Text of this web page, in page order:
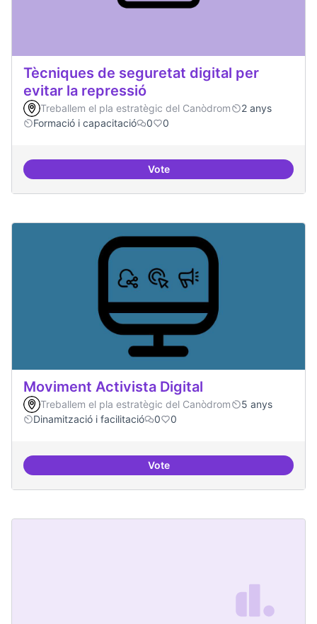
Tècniques de seguretat digital per
evitar la repressió
Treballem el pla estratègic del Canòdrom
2 anys
Formació i capacitació
0 0
VoteTècniques de seguretat digital
Moviment Activista Digital
Treballem el pla estratègic del Canòdrom
5 anys
Dinamització i facilitació
0 0
VoteMoviment Activista Digital